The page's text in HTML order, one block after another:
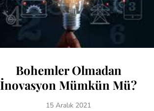
Bohemler Olmadan
İnovasyon Mümkün Mü?
15 Aralık 2021